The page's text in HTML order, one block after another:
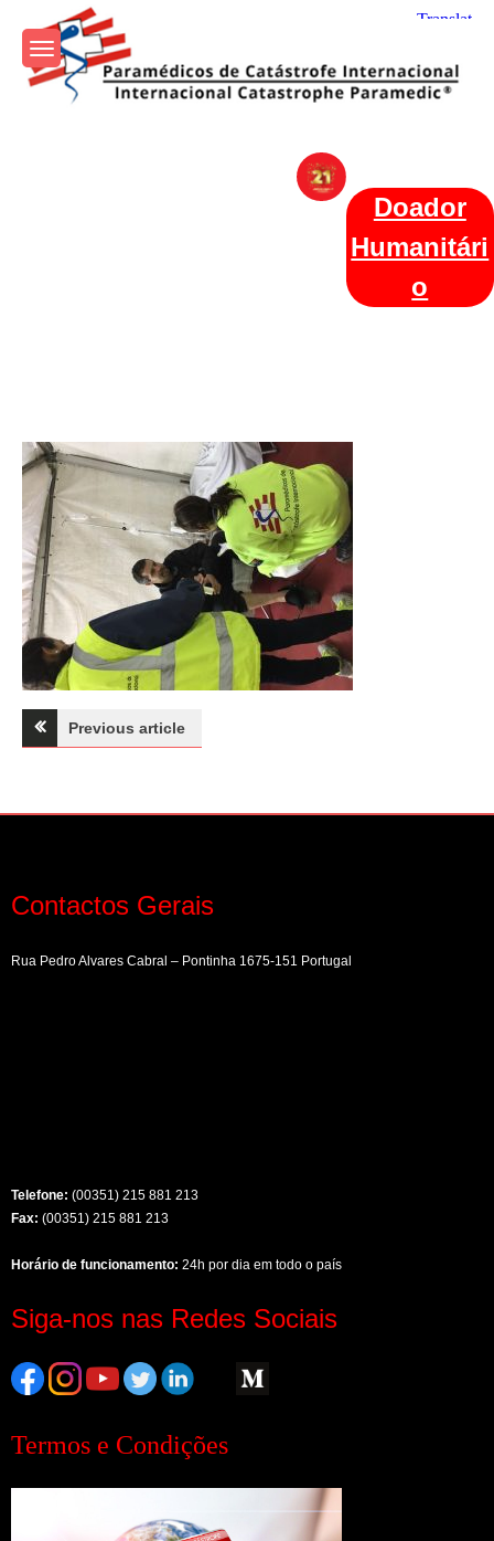
content
Internacional
Doador
Humanitári
o
Navegação
artigos
Previous article
Contactos Gerais
Rua Pedro Alvares Cabral – Pontinha 1675-151 Portugal
Telefone: (00351) 215 881 213
Fax: (00351) 215 881 213
Horário de funcionamento: 24h por dia em todo o país
Siga-nos nas Redes Sociais
Termos e Condições